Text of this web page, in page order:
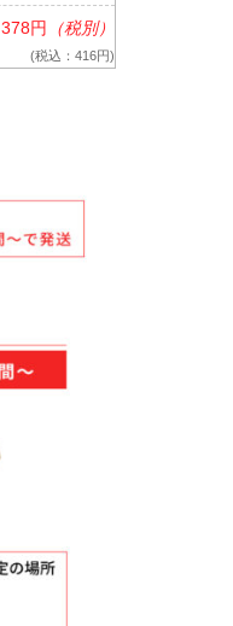
378円 （税別）
(税込：416円)